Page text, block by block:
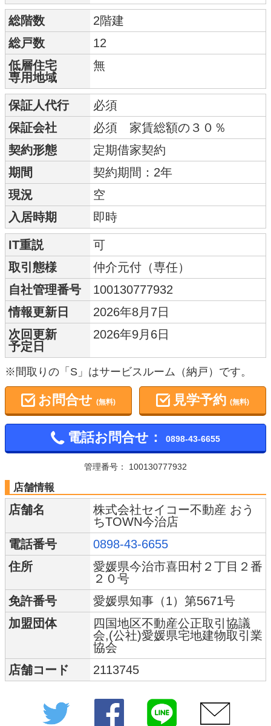
総階数
2階建
総戸数
12
低層住宅
専用地域
無
保証人代行
必須
保証会社
必須 家賃総額の３０％
契約形態
定期借家契約
期間
契約期間：2年
現況
空
入居時期
即時
IT重説
可
取引態様
仲介元付（専任）
自社管理番号
100130777932
情報更新日
2026年8月7日
次回更新
予定日
2026年9月6日
※間取りの「S」はサービスルーム（納戸）です。
お問合せ (無料) 見学予約(無料)
電話お問合せ： 0898-43-6655
管理番号： 100130777932
店舗情報
店舗名
株式会社セイコー不動産 おう
ちTOWN今治店
電話番号
0898-43-6655
住所
愛媛県今治市喜田村２丁目２番
２０号
免許番号
愛媛県知事（1）第5671号
加盟団体
四国地区不動産公正取引協議
会,(公社)愛媛県宅地建物取引業
協会
店舗コード
2113745
Twitter Facebook LINE